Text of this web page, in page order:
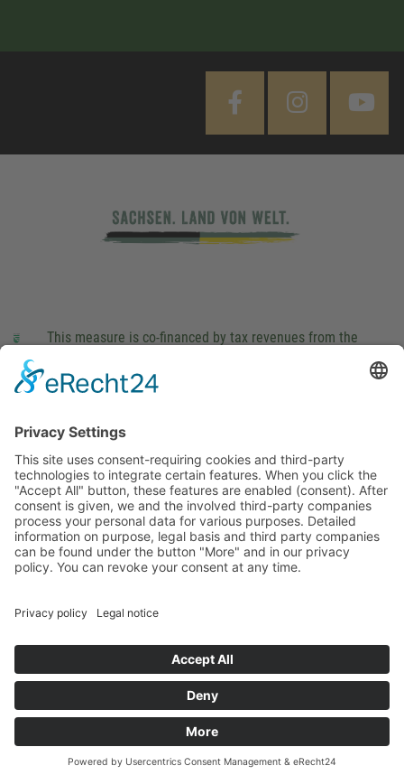
This measure is co-financed by tax revenues from the
Landtag (parliament).
This site uses consent-requiring cookies and third-party
technologies to integrate certain features. When you click the
"Accept All" button, these features are enabled (consent).
After consent is given, we and the involved third-party
companies process your personal data for various purposes.
companies can be found under the button "More" and in our
DENY ACCEPT MORE
Legal notice Privacy policy